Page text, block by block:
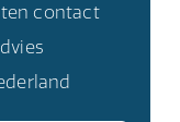
contact